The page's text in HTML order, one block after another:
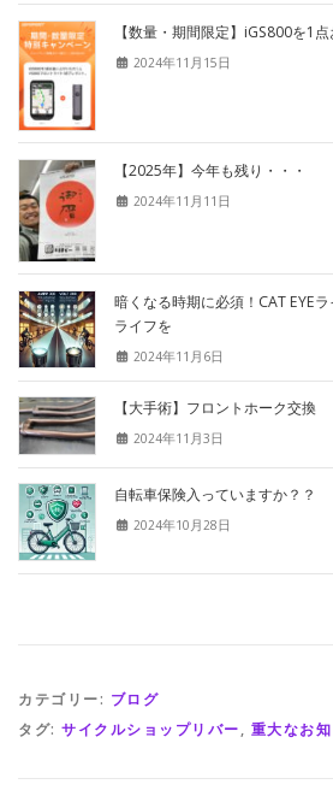
【数量・期間限定】iGS800を1
2024年11月15日
【2025年】今年も残り・・・
2024年11月11日
暗くなる時期に必須！CAT EYE
ライフを
2024年11月6日
【大手術】フロントホーク交換
2024年11月3日
自転車保険入っていますか？？
2024年10月28日
カテゴリー: ブログ
タグ: サイクルショップリバー, 重大なお